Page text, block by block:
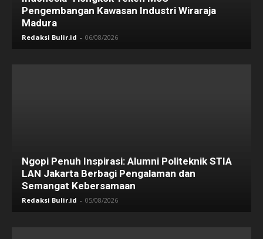
Pengembangan Kawasan Industri Wiraraja
Madura
Redaksi Bulir.id - 06/08/2026
Ngopi Penuh Inspirasi: Alumni Politeknik STIA
LAN Jakarta Berbagi Pengalaman dan
Semangat Kebersamaan
Redaksi Bulir.id - 05/08/2026